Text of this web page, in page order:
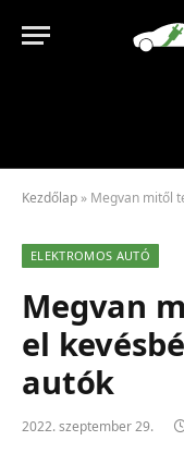
Kezdőlap » Megvan mitől
ELEKTROMOS AUTÓ
Megvan
el
autók
2022. szeptember 29.